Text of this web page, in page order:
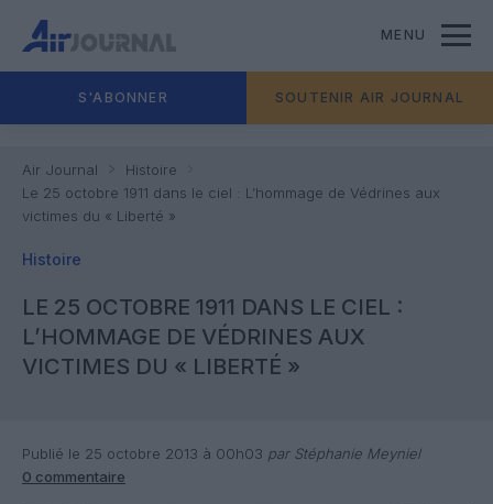
MENU
S'ABONNER SOUTENIR AIR JOURNAL
Air Journal
Histoire
Le 25 octobre 1911 dans le ciel : L’hommage de Védrines aux
victimes du « Liberté »
Histoire
LE 25 OCTOBRE 1911 DANS LE CIEL :
L’HOMMAGE DE VÉDRINES AUX
VICTIMES DU « LIBERTÉ »
Publié le 25 octobre 2013 à 00h03 par Stéphanie Meyniel
0 commentaire